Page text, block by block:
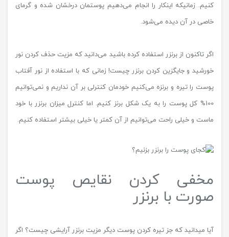
کنیم. زمانیکه اینکار را انجام می‌دهیم پوستمان درخشان شده و گرمای
خاصی در آن دیده می‌شود.
اگر تاکنون از برنزر استفاده کرده باشید می‌دانید که مزیت حذف کردن نور
خورشید و جایگزین کردن برنزر چیست! زمانی که با استفاده از نور آفتاب
پوست را تیره و برنزه می‌کنیم خودمان کنترلی بر آن نداریم و نمی‌توانیم
100% کل پوست را به یک شکل برنز کنیم. اما کنترل میزان برنزر با خود
ماست و خیلی راحت می‌توانیم از آن کمتر یا خیلی بیشتر استفاده کنیم.
مخفی کردن نقایص پوست
صورت با برنزر
آیا میدانید که جز تیره کردن پوست دیگر مزیت‌ برنزر آرایشی چیست؟ اگر